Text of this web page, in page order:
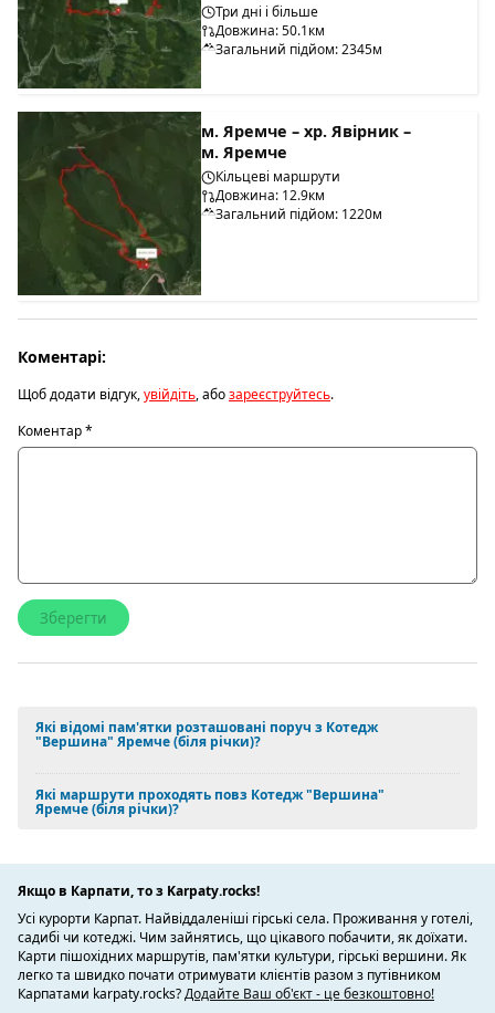
Три дні і більше
Довжина: 50.1км
Загальний підйом: 2345м
м. Яремче – хр. Явірник –
м. Яремче
Кільцеві маршрути
Довжина: 12.9км
Загальний підйом: 1220м
Коментарі:
Щоб додати відгук,увійдіть, абозареєструйтесь.
Коментар*
Які відомі пам'ятки розташовані поруч з Котедж
"Вершина" Яремче (біля річки)?
Які маршрути проходять повз Котедж "Вершина"
Яремче (біля річки)?
Якщо в Карпати, то з Karpaty.rocks!
Усі курорти Карпат. Найвіддаленіші гірські села. Проживання у готелі,
садибі чи котеджі. Чим зайнятись, що цікавого побачити, як доїхати.
Карти пішохідних маршрутів, пам'ятки культури, гірські вершини. Як
легко та швидко почати отримувати клієнтів разом з путівником
Карпатами karpaty.rocks?Додайте Ваш об'єкт - це безкоштовно!